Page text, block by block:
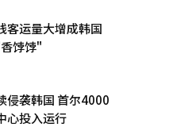
客运量大增成韩国
饽饽"
侵袭韩国 首尔4000
心投入运行